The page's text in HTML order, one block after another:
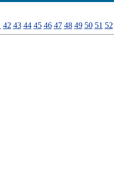
42 43 44 45 46 47 48 49 50 51 52